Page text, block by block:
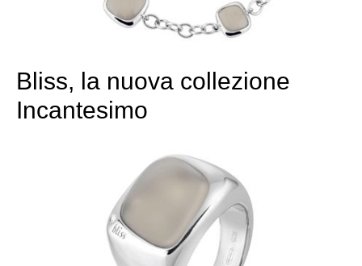
Bliss, la nuova collezione
Incantesimo